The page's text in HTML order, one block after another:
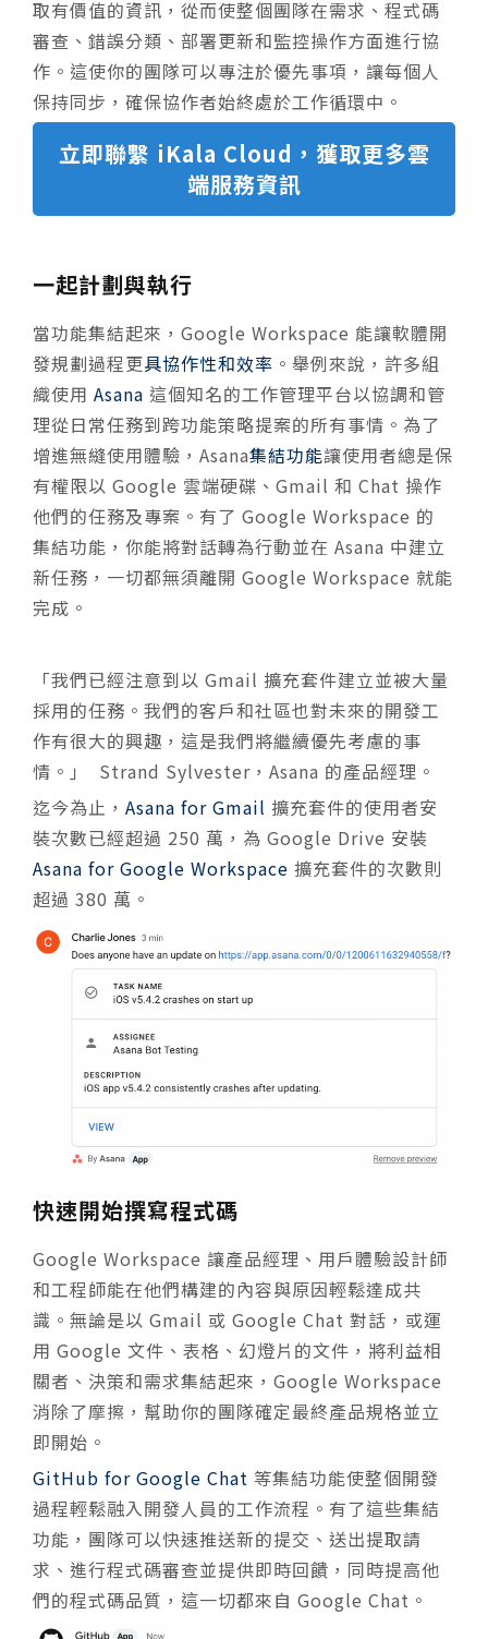
取有價值的資訊，從而使整個團隊在需求、程式碼
審查、錯誤分類、部署更新和監控操作方面進行協
作。這使你的團隊可以專注於優先事項，讓每個人
保持同步，確保協作者始終處於工作循環中。
立即聯繫 iKala Cloud，獲取更多雲
端服務資訊
一起計劃與執行
當功能集結起來，Google Workspace 能讓軟體開
發規劃過程更具協作性和效率 。舉例來說，許多組
織使用 Asana 這個知名的工作管理平台以協調和管
理從日常任務到跨功能策略提案的所有事情。為了
增進無縫使用體驗，Asana集結功能讓使用者總是保
有權限以 Google 雲端硬碟、Gmail 和 Chat 操作
他們的任務及專案。有了 Google Workspace 的
集結功能，你能將對話轉為行動並在 Asana 中建立
新任務，一切都無須離開 Google Workspace 就能
完成。
「我們已經注意到以 Gmail 擴充套件建立並被大量
採用的任務。我們的客戶和社區也對未來的開發工
作有很大的興趣，這是我們將繼續優先考慮的事
情。」 Strand Sylvester，Asana 的產品經理。
迄今為止， Asana for Gmail 擴充套件的使用者安
裝次數已經超過 250 萬，為 Google Drive 安裝
Asana for Google Workspace 擴充套件的次數則
超過 380 萬。
快速開始撰寫程式碼
Google Workspace 讓產品經理、用戶體驗設計師
和工程師能在他們構建的內容與原因輕鬆達成共
識。無論是以 Gmail 或 Google Chat 對話，或運
用 Google 文件、表格、幻燈片的文件，將利益相
關者、決策和需求集結起來，Google Workspace
消除了摩擦，幫助你的團隊確定最終產品規格並立
即開始。
GitHub for Google Chat 等集結功能使整個開發
過程輕鬆融入開發人員的工作流程。有了這些集結
功能，團隊可以快速推送新的提交、送出提取請
求、進行程式碼審查並提供即時回饋，同時提高他
們的程式碼品質，這一切都來自 Google Chat。